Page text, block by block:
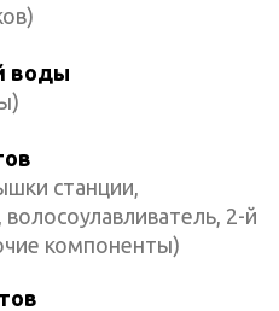
воды
станции,
2-й
компоненты)